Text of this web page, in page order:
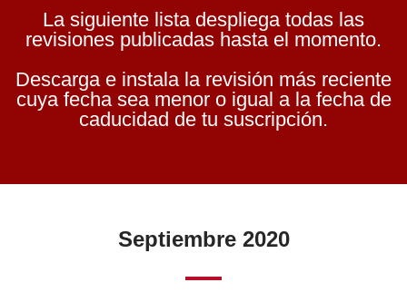
La siguiente lista despliega todas las
revisiones publicadas hasta el momento.
Descarga e instala la revisión más reciente
cuya fecha sea menor o igual a la fecha de
caducidad de tu suscripción.
Septiembre 2020